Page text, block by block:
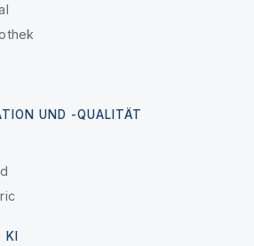
UND -QUALITÄT
KI